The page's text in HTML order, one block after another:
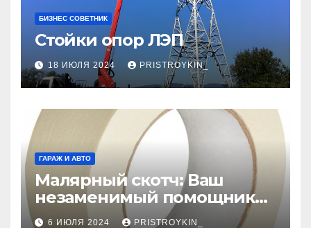
БИЗНЕС СОВЕТНИК
Стойки опор ЛЭП
18 ИЮЛЯ 2024 PRISTROYKIN_
ГАРАЖ И АВТО
Малярный скотч: Ваш
незаменимый помощник
при ремонтных работах
6 ИЮЛЯ 2024 PRISTROYKIN_